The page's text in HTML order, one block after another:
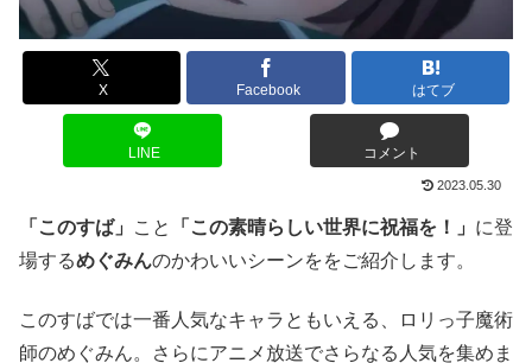
X Facebook はてブ
LINE コメント
2023.05.30
「このすば」 こと 「この素晴らしい世界に祝福を！」 に登
場するめぐみんのかわいいシーンををご紹介します。
このすばでは一番人気なキャラともいえる、ロリっ子魔術
師のめぐみん。さらにアニメ放送でさらなる人気を集めま